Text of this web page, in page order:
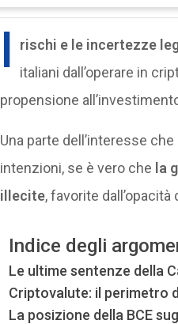
I rischi e le incertezze
italiani dall’operare in
propensione
Una parte dell’interesse
intenzioni, se è vero che la
illecite, favorite
Indice degli
Le ultime sentenze della
Criptovalute: il perimetro
La posizione della BCE